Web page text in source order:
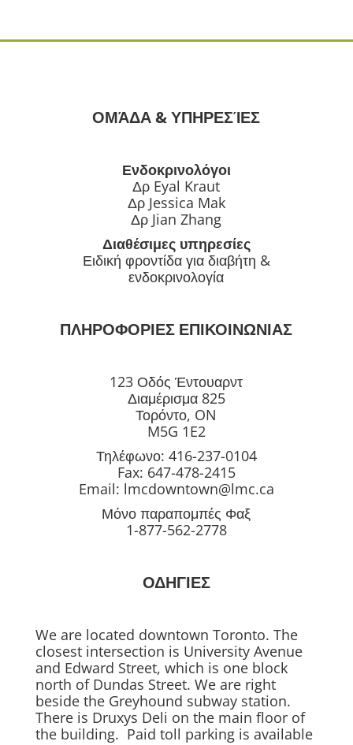
ΟΜΆΔΑ & ΥΠΗΡΕΣΊΕΣ
Ενδοκρινολόγοι
Δρ Eyal Kraut
Δρ Jessica Mak
Δρ Jian Zhang
Διαθέσιμες υπηρεσίες
Ειδική φροντίδα για διαβήτη &
ενδοκρινολογία
ΠΛΗΡΟΦΟΡΙΕΣ ΕΠΙΚΟΙΝΩΝΙΑΣ
123 Οδός Έντουαρντ
Διαμέρισμα 825
Τορόντο, ON
M5G 1E2
Τηλέφωνο: 416-237-0104
Fax: 647-478-2415
Email: lmcdowntown@lmc.ca
Μόνο παραπομπές Φαξ
1-877-562-2778
ΟΔΗΓΙΕΣ
We are located downtown Toronto. The
closest intersection is University Avenue
and Edward Street, which is one block
north of Dundas Street. We are right
beside the Greyhound subway station.
There is Druxys Deli on the main floor of
the building. Paid toll parking is available